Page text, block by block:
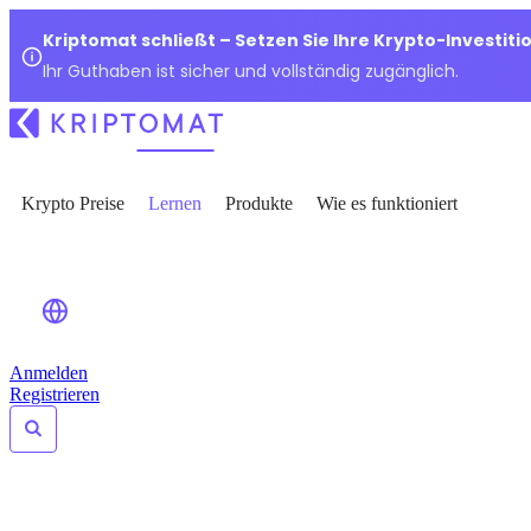
Kriptomat schließt – Setzen Sie Ihre Krypto-
Ihr Guthaben ist sicher und vollständig zugänglich.
Krypto Preise Lernen Produkte Wie es funktioniert
Anmelden
Registrieren